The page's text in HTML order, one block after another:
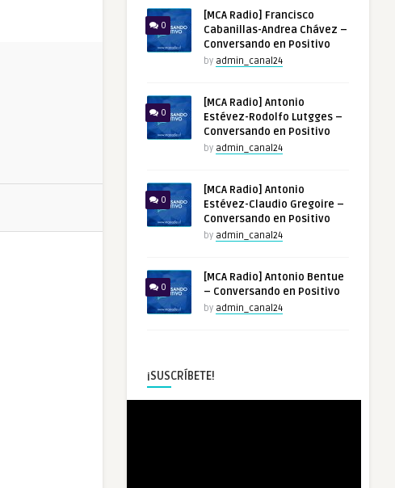
0
[MCA Radio] Francisco
Cabanillas-Andrea Chávez –
Conversando en Positivo
by admin_canal24
0
[MCA Radio] Antonio
Estévez-Rodolfo Lutgges –
Conversando en Positivo
by admin_canal24
0
[MCA Radio] Antonio
Estévez-Claudio Gregoire –
Conversando en Positivo
by admin_canal24
0
[MCA Radio] Antonio Bentue
– Conversando en Positivo
by admin_canal24
¡SUSCRÍBETE!